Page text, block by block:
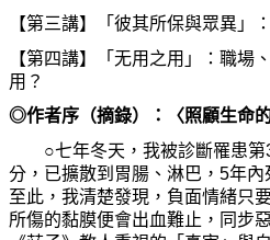
【第三講】「彼其所保與眾異」
【第四講】「无用之用」：職場
用？
◎作者序（摘錄）：〈照顧生命的
○七年冬天，我被診斷罹患第
分，已擴散到胃腸、淋巴， 5年內
至此，我清楚發現，負面情緒只
所傷的黏膜便會出血難止，同步